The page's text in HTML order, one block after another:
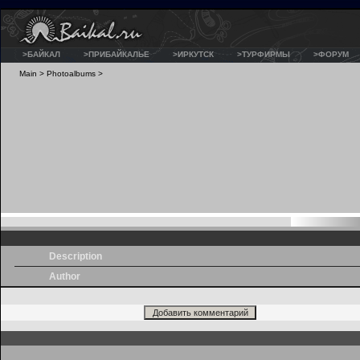
>БАЙКАЛ >ПРИБАЙКАЛЬЕ >ИРКУТСК >ТУРФИРМЫ >ФОРУМ
Main > Photoalbums >
Description
Author